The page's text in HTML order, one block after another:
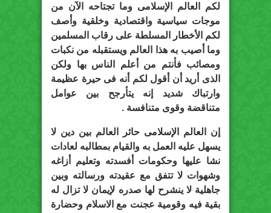
لكم العالم الإسلامى وما تجتاحه الآن من
موجات سياسية واقتصادية وخلقية وأصف
لكم الأخطار المسلطة على رقاب المسلمين
وما أصيب به هذا العالم ويستقبله من نكبات
ومصائب فأنتم من أعلم الناس بها ولكن
الذى أريد أن أقول لكم أنه فى حيرة عظيمة
وارتباك شديد إنه يتأرجح بين عوامل
متناقضة وقوى متنافسة .
إن العالم الإسلامى حائر العالم بين دين لا
يسهل عليه العمل به والقيام بمطالبه لعادات
نشا عليها وحكومات أفسدته وتعليم أزاغه
وشهوات لا تتفق مع عقيدته ورسالته وبين
جاهلية لا ينشرح لها صدره لإيمان لا تزال له
بقية فيه وقومية عجنت مع الاسلام وحضارة